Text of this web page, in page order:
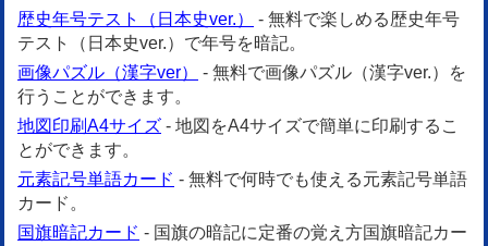
歴史年号テスト（日本史ver.）
- 無料で楽しめる歴史年号
テスト（日本史ver.）で年号を暗記。
画像パズル（漢字ver）
- 無料で画像パズル（漢字ver.）を
行うことができます。
地図印刷A4サイズ - 地図をA4サイズで簡単に印刷するこ
とができます。
元素記号単語カード - 無料で何時でも使える元素記号単語
カード。
国旗暗記カード - 国旗の暗記に定番の覚え方国旗暗記カー